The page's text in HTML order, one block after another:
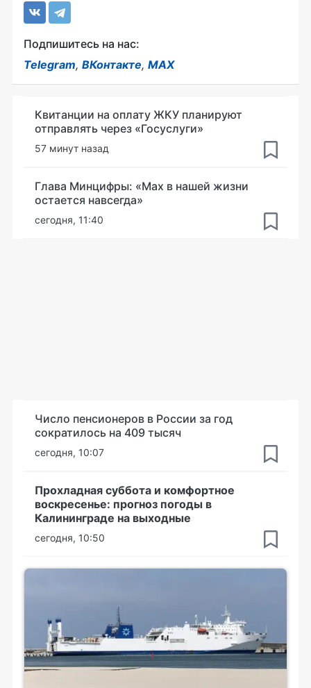
Подпишитесь на нас:
Telegram, ВКонтакте, MAX
Квитанции на оплату ЖКУ планируют
отправлять через «Госуслуги»
57 минут назад
Глава Минцифры: «Мах в нашей жизни
остается навсегда»
сегодня, 11:40
Число пенсионеров в России за год
сократилось на 409 тысяч
сегодня, 10:07
Прохладная суббота и комфортное
воскресенье: прогноз погоды в
Калининграде на выходные
сегодня, 10:50